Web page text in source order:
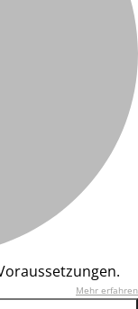
Mehr erfahren